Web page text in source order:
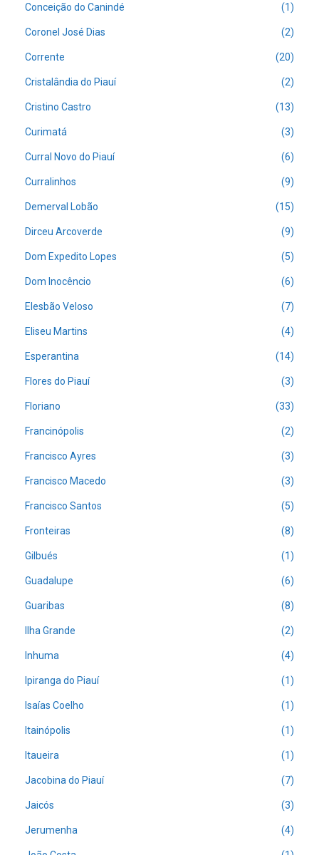
Conceição do Canindé (1)
Coronel José Dias (2)
Corrente (20)
Cristalândia do Piauí (2)
Cristino Castro (13)
Curimatá (3)
Curral Novo do Piauí (6)
Curralinhos (9)
Demerval Lobão (15)
Dirceu Arcoverde (9)
Dom Expedito Lopes (5)
Dom Inocêncio (6)
Elesbão Veloso (7)
Eliseu Martins (4)
Esperantina (14)
Flores do Piauí (3)
Floriano (33)
Francinópolis (2)
Francisco Ayres (3)
Francisco Macedo (3)
Francisco Santos (5)
Fronteiras (8)
Gilbués (1)
Guadalupe (6)
Guaribas (8)
Ilha Grande (2)
Inhuma (4)
Ipiranga do Piauí (1)
Isaías Coelho (1)
Itainópolis (1)
Itaueira (1)
Jacobina do Piauí (7)
Jaicós (3)
Jerumenha (4)